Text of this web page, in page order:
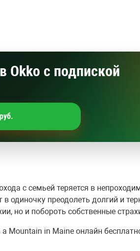
с подпиской
с семьей теряется в
одиночку преодолеть долгий и
но и побороть собственные
Mountain in Maine онлайн